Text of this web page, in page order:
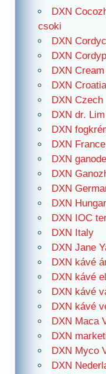
DXN
csoki
DXN
DXN
DXN
DXN
DXN Czech
DXN dr.
DXN
DXN France
DXN
DXN
DXN
DXN
DXN IOC
DXN Italy
DXN Jane
DXN kávé
DXN kávé
DXN kávé
DXN kávé
DXN Maca
DXN
DXN Myco
DXN